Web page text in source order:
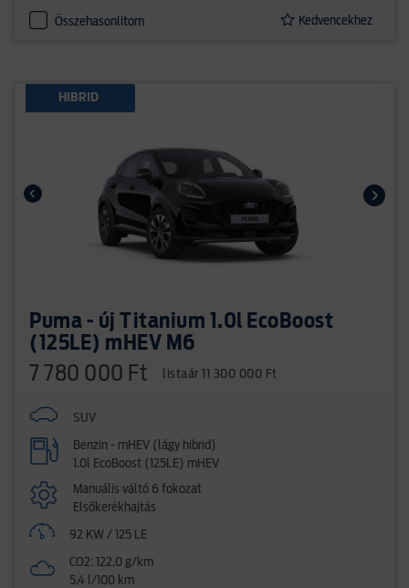
Összehasonlítom Kedvencekhez
HIBRID
Puma - új Titanium 1.0l EcoBoost
(125LE) mHEV M6
7 780 000 Ft listaár 11 300 000 Ft
SUV
Benzin - mHEV (lágy hibrid)
1.0l EcoBoost (125LE) mHEV
Manuális váltó 6 fokozat
Elsőkerékhajtás
92 KW / 125 LE
CO2: 122.0 g/km
5.4 l/100 km